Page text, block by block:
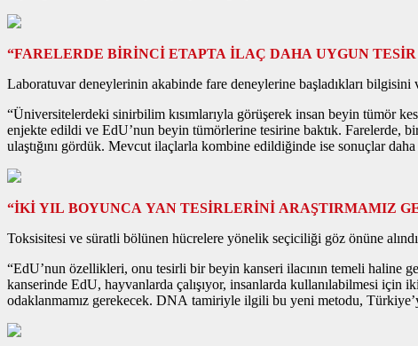
“FARELERDE BİRİNCİ ETAPTA İLAÇ DAHA UYGUN TESİR
Laboratuvar deneylerinin akabinde fare deneylerine başladıkları bilgisini
“Üniversitelerdeki sinirbilim kısımlarıyla görüşerek insan beyin tümör
enjekte edildi ve EdU’nun beyin tümörlerine tesirine baktık. Farelerde,
ulaştığını gördük. Mevcut ilaçlarla kombine edildiğinde ise sonuçlar
“İKİ YIL BOYUNCA YAN TESİRLERİNİ ARAŞTIRMAMIZ
Toksisitesi ve süratli bölünen hücrelere yönelik seçiciliği göz önüne
“EdU’nun özellikleri, onu tesirli bir beyin kanseri ilacının temeli
kanserinde EdU, hayvanlarda çalışıyor, insanlarda kullanılabilmesi
odaklanmamız gerekecek. DNA tamiriyle ilgili bu yeni metodu,